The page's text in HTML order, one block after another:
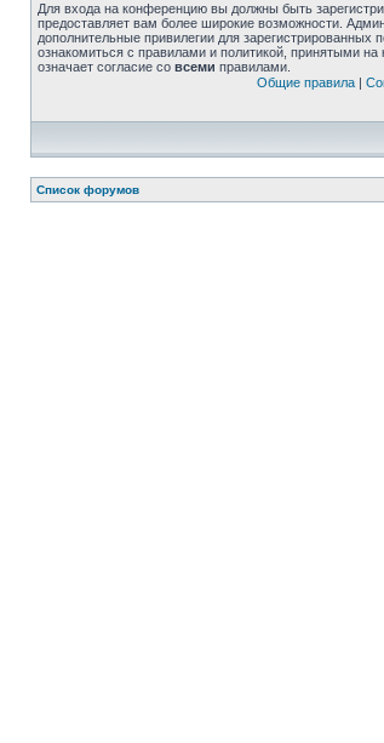
Для входа на конференцию вы должны быть
предоставляет вам более широкие возможности.
дополнительные привилегии для
ознакомиться с правилами и политикой, принятыми
означает согласие со всеми правилами.
Общие правила|
Список форумов